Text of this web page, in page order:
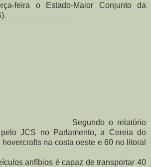
feira o Estado-Maior Conjunto da
Segundo o relatório
JCS no Parlamento, a Coreia do
na costa oeste e 60 no litoral
anfíbios é capaz de transportar 40